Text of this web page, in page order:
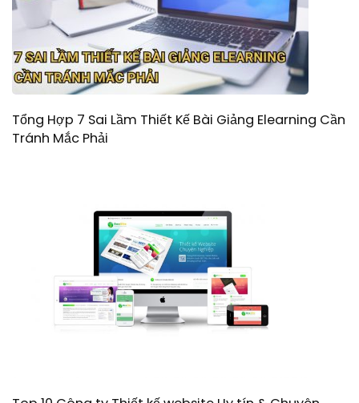
Tổng Hợp 7 Sai Lầm Thiết Kế Bài Giảng Elearning Cần
Tránh Mắc Phải